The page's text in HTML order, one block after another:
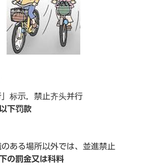
标示，禁止齐头并行
下罚款
のある場所以外では、並進禁止
の罰金又は科料